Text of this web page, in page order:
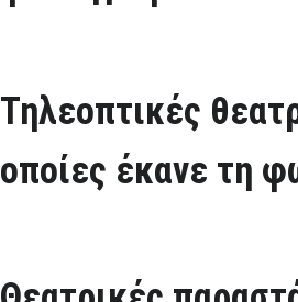
Τηλεοπτικές
οποίες έκανε τη